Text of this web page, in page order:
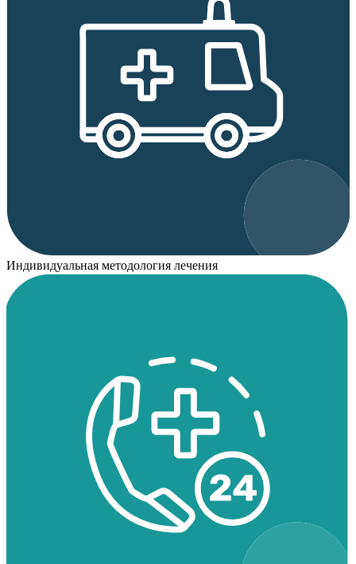
Индивидуальная методология лечения